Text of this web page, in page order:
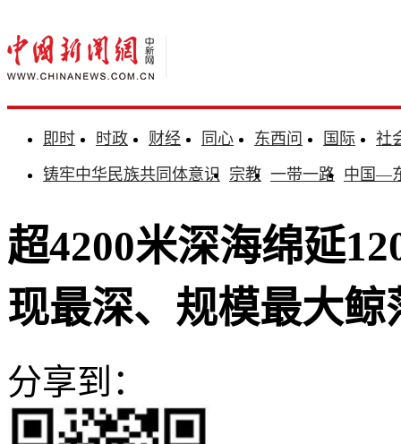
即时 时政 财经 同心 东西问 国际
社
铸牢中华民族共同体意识 宗教 一带一路 中国—
超4200米深海绵延
现最深、规模最大
分享到：